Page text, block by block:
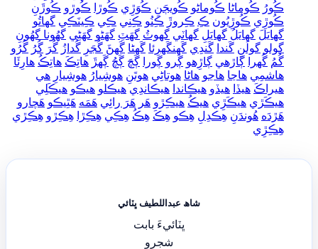
ڪُورُ ڪُوماڻا ڪُوماڻو ڪُويڄَنِ ڪُوَڙِي ڪُوڙا ڪُوڙو ڪُوڙَنِ
ڪُوڙِي ڪُوڙِيُون ڪِ ڪِروڙَ ڪِنُو ڪِنِي ڪِي ڪِينَڪِي گهاتُو
گهايَلَ گهايَلُ گهايَلِ گهاٽي گهوٽُ گهَٽِ گهَڻو گهَڻِي گهُونا گهُونِ
گولو گولَنِ گَندا گَندِي گَهنگَهرئا گَهڻا گَهڻَ گُجَرِ گُدازُ گُرَ گُرُ گُرُو
گُمُ گُهرا ڳاڙهي ڳاڙِھو ڳَرو ڳَورا ڳَچَ ڳَچُ ڳَھڙَ ھاتِڪَ ھاتِڪُ ھارِئَا
ھاشمِي ھاڃا ھاڃو ھاڻا ھوتاڻِي ھوتَنِ ھوشِيارُ ھوشِيارِ ھي
ھيراڪَ ھيڏا ھيڏو ھيڪاندا ھيڪاندِي ھيڪلو ھيڪو ھيڪَلِي
ھيڪَڙي ھيڪَڙِي ھيڪُ ھيڪِڙو ھَر ھَرَ رائِي ھَمَه ھَٿِيڪو ھَچارو
ھَڙدَه ھُوندَنِ ھِڪدِلِ ھِڪو ھِڪَ ھِڪُ ھِڪِي ھِڪِڙا ھِڪِڙو ھِڪِڙي
ھِڪِڙِي
شاھ عبداللطيف ڀٽائي
ڀٽائيءَ بابت
شجرو